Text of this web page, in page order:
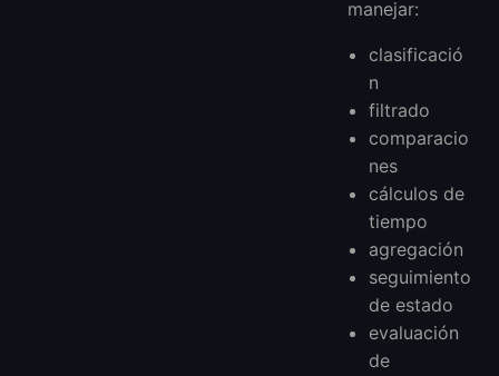
manejar:
clasificació
n
filtrado
comparacio
nes
cálculos de
tiempo
agregación
seguimiento
de estado
evaluación
de